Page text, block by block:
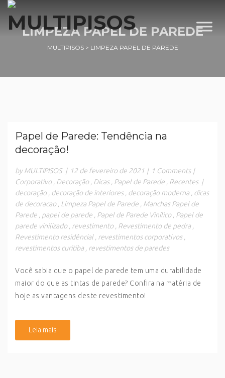
LIMPEZA PAPEL DE PAREDE
MULTIPISOS> LIMPEZA PAPEL DE PAREDE
Papel de Parede: Tendência na
decoração!
by MULTIPISOS | 12 de fevereiro de 2021 | 1 Comments |
Corporativo
Decoração Dicas Papel de Parede Recentes |
decoração
decoração de interiores decoração moderna
dicas
de decoracao
Limpeza Papel de Parede
Manchas Papel de
Parede
papel de parede Papel de Parede Vinílico
Papel de
parede vinilizado
revestimento Revestimento de pedra
Revestimento residêncial
revestimentos corporativos
revestimentos curitiba
revestimentos de paredes
Você sabia que o papel de parede tem uma durabilidade
maior do que as tintas de parede? Confira na matéria de
hoje as vantagens deste revestimento!
Leia mais